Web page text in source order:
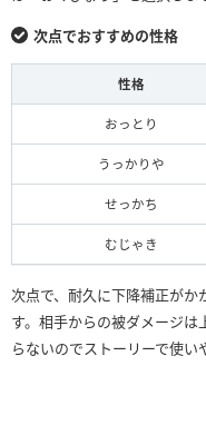
次点でおすすめの性格
性格
おっとり
うっかりや
せっかち
むじゃき
次点で、耐久に下降補正が
す。相手からの被ダメージ
らないのでストーリーで使い